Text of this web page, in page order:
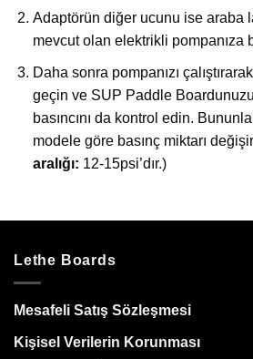
Adaptörün diğer ucunu ise araba
mevcut olan elektrikli pompanıza
Daha sonra pompanızı
geçin ve SUP Paddle
basıncını da kontrol edin.
modele göre basınç miktarı
aralığı: 12-15psi’dır.)
Lethe Boards
Mesafeli Satış Sözleşmesi
Kişisel Verilerin Korunması